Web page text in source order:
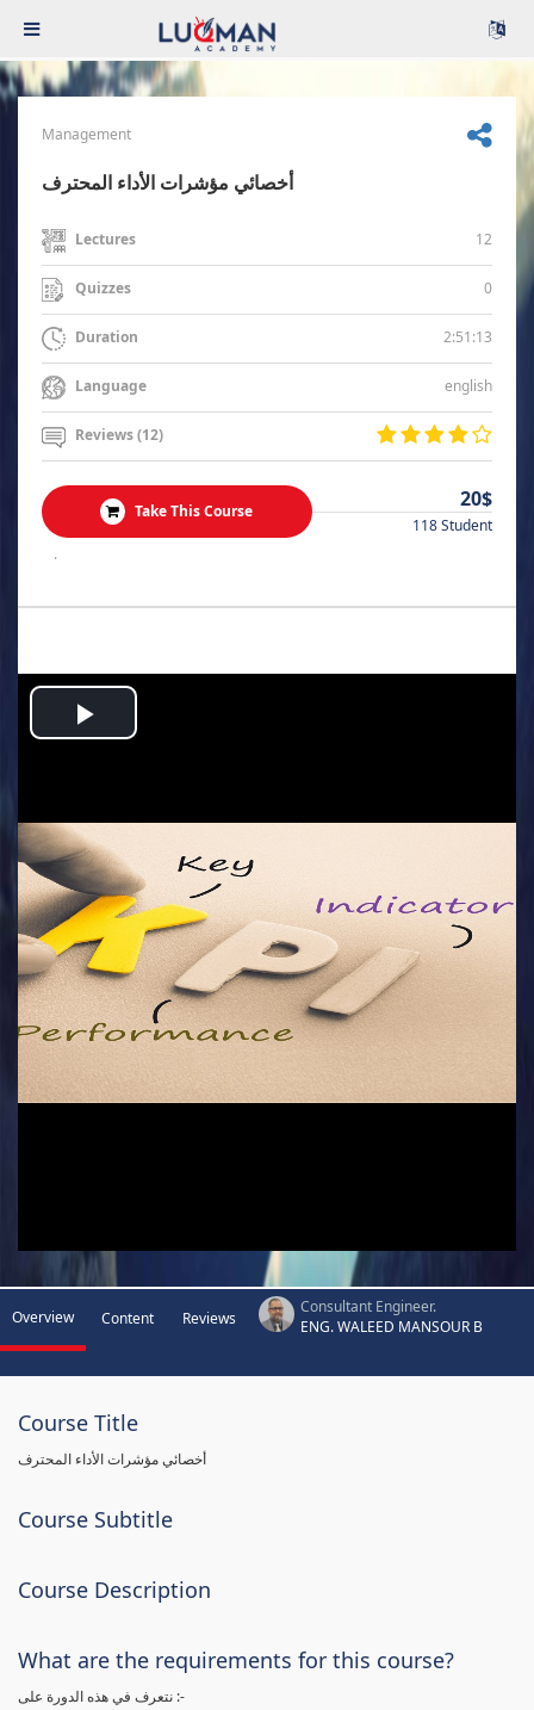
Management
أخصائي مؤشرات الأداء المحترف
Lectures 12
Quizzes 0
Duration 2:51:13
Language english
Reviews (12)
Take This Course 20$
118 Student
.
Play
Overview Content Reviews
Consultant Engineer.
ENG. WALEED MANSOUR B
Course Title
أخصائي مؤشرات الأداء المحترف
Course Subtitle
Course Description
What are the requirements for this course?
نتعرف في هذه الدورة على :-